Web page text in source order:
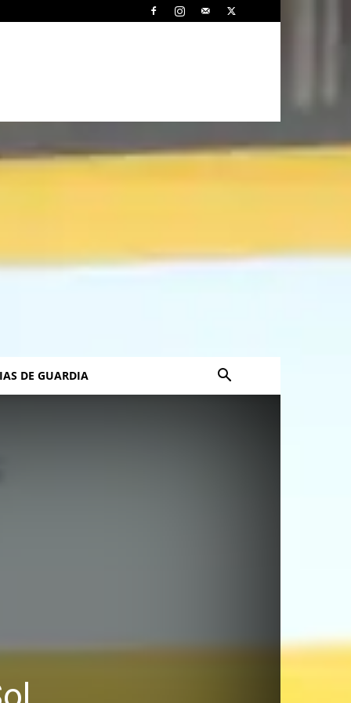
DE GUARDIA